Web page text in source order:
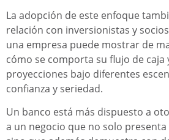
La adopción de este enfoque
relación con inversionistas y
una empresa puede mostrar de
cómo se comporta su flujo de caja
proyecciones bajo diferentes
confianza y seriedad.
Un banco está más dispuesto a
a un negocio que no solo